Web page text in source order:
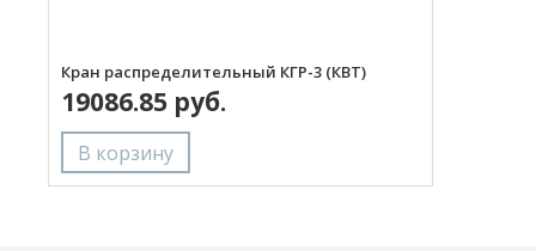
Кран распределительный КГР-3 (КВТ)
19086.85 руб.